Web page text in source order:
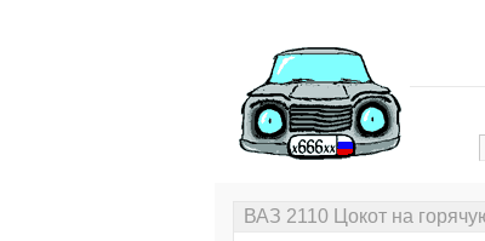
ВАЗ 2110 Цокот на